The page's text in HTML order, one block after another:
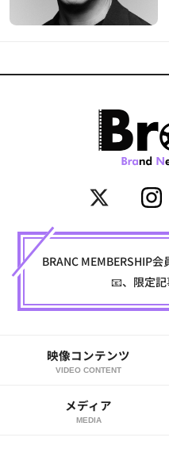
BRANC MEMBERSHIP
📧、限定
映像コンテンツ
VIDEO CONTENT
メディア
MEDIA